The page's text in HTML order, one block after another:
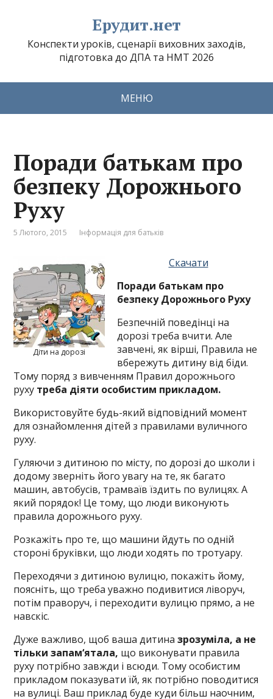
Ерудит.нет
Конспекти уроків, сценарії виховних заходів,
підготовка до ДПА та НМТ 2026
МЕНЮ
Поради батькам про
безпеку Дорожнього
Руху
5 Лютого, 2015 Інформація для батьків
Діти на дорозі
Скачати
Поради батькам про
безпеку Дорожнього Руху
Безпечній поведінці на
дорозі треба вчити. Але
завчені, як вірші, Правила не
вбережуть дитину від біди.
Тому поряд з вивченням Правил дорожнього
руху треба діяти особистим прикладом.
Використовуйте будь-який відповідний момент
для ознайомлення дітей з правилами вуличного
руху.
Гуляючи з дитиною по місту, по дорозі до школи і
додому зверніть його увагу на те, як багато
машин, автобусів, трамваїв їздить по вулицях. А
який порядок! Це тому, що люди виконують
правила дорожнього руху.
Розкажіть про те, що машини йдуть по одній
стороні бруківки, що люди ходять по тротуару.
Переходячи з дитиною вулицю, покажіть йому,
поясніть, що треба уважно подивитися ліворуч,
потім праворуч, і переходити вулицю прямо, а не
навскіс.
Дуже важливо, щоб ваша дитиназрозуміла, а не
тільки запам‘ятала, що виконувати правила
руху потрібно завжди і всюди. Тому особистим
прикладом показувати їй, як потрібно поводитися
на вулиці. Ваш приклад буде куди більш наочним,